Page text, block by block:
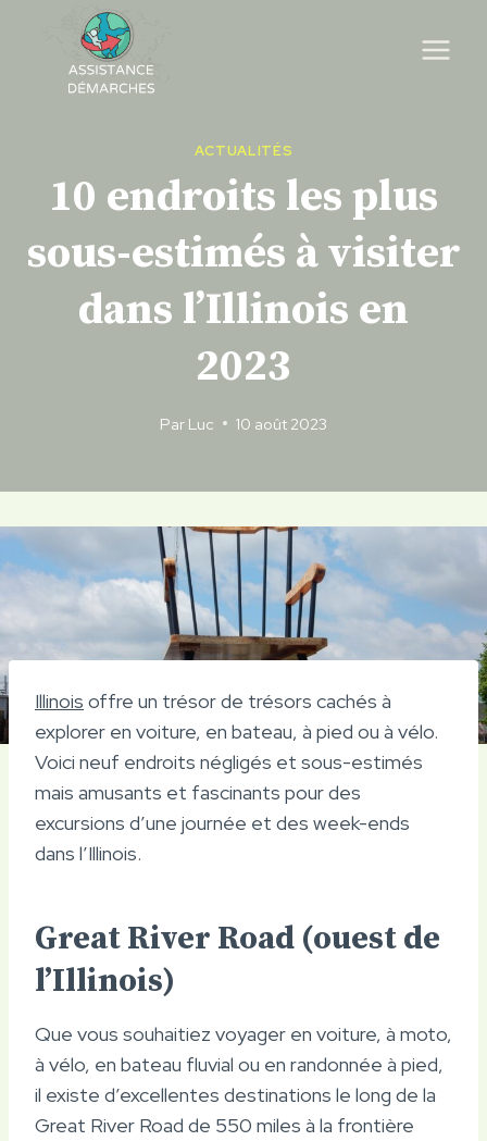
content
ACTUALITÉS
10 endroits les plus
sous-estimés à visiter
dans l’Illinois en
2023
Par Luc 10 août 2023
Illinois offre un trésor de trésors cachés à
explorer en voiture, en bateau, à pied ou à vélo.
Voici neuf endroits négligés et sous-estimés
mais amusants et fascinants pour des
excursions d’une journée et des week-ends
dans l’Illinois.
Great River Road (ouest de
l’Illinois)
Que vous souhaitiez voyager en voiture, à moto,
à vélo, en bateau fluvial ou en randonnée à pied,
il existe d’excellentes destinations le long de la
Great River Road de 550 miles à la frontière